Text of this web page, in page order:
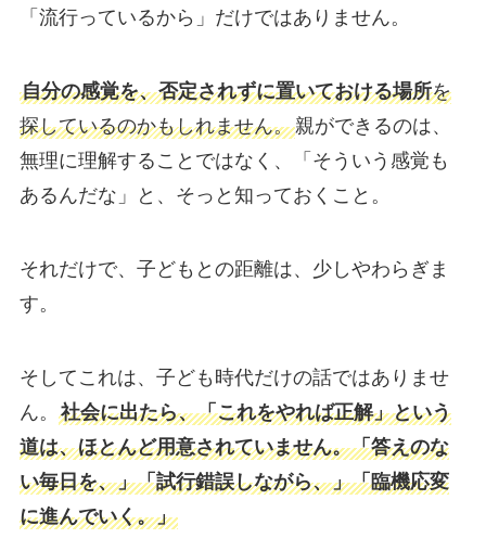
「流行っているから」だけではありません。
自分の感覚を、否定されずに置いておける場所を
探しているのかもしれません。親ができるのは、
無理に理解することではなく、「そういう感覚も
あるんだな」と、そっと知っておくこと。
それだけで、子どもとの距離は、少しやわらぎま
す。
そしてこれは、子ども時代だけの話ではありませ
ん。 社会に出たら、「これをやれば正解」という
道は、ほとんど用意されていません。「答えのな
い毎日を、」「試行錯誤しながら、」「臨機応変
に進んでいく。」